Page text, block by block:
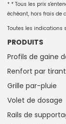
* * Tous les prix
échéant, hors frais de
Toutes les indications
PRODUITS
Profils de gaine
Renfort par tirant
Grille par-pluie
Volet de dosage
Rails de